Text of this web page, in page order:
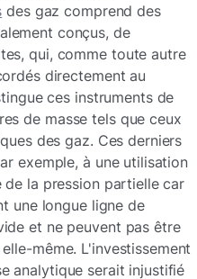
des gaz comprend des
conçus, de
qui, comme toute autre
directement au
ces instruments de
de masse tels que ceux
des gaz. Ces derniers
exemple, à une utilisation
la pression partielle car
une longue ligne de
et ne peuvent pas être
même. L'investissement
analytique serait injustifié